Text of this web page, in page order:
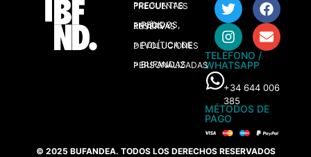
> PREGUNTAS FRECUENTES
> PEDIDOS, ENVÍOS Y RESERVAS
> POLÍTICA DE DEVOLUCIONES
> BUFANDAS PERSONALIZADAS
TELÉFONO /
WHATSAPP
+34 644 006
385
MÉTODOS DE
PAGO
© 2025 BUFANDEA. TODOS LOS DERECHOS RESERVADOS